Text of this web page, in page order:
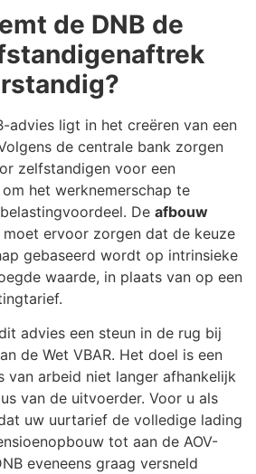
de DNB de
advies ligt in het creëren van een
de centrale bank zorgen
zelfstandigen voor een
het werknemerschap te
De afbouw
moet ervoor zorgen dat de keuze
gebaseerd wordt op intrinsieke
waarde, in plaats van op een
advies een steun in de rug bij
de Wet VBAR. Het doel is een
van arbeid niet langer afhankelijk
van de uitvoerder. Voor u als
uw uurtarief de volledige lading
tot aan de AOV-
eveneens graag versneld